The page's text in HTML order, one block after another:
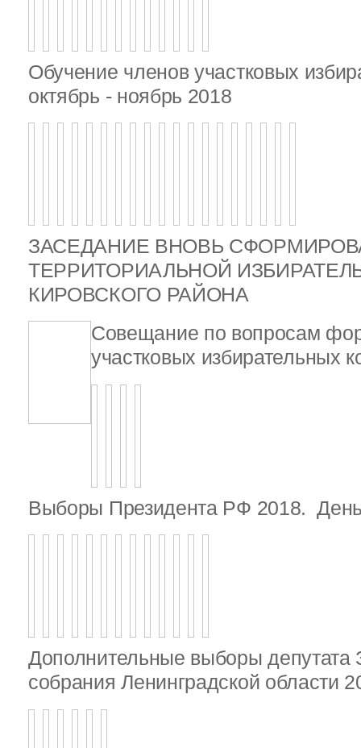
Обучение членов участковых
октябрь - ноябрь 2018
ЗАСЕДАНИЕ ВНОВЬ
ТЕРРИТОРИАЛЬНОЙ
КИРОВСКОГО РАЙОНА
Совещание по вопросам
участковых избирательных
Выборы Президента РФ 2018.
Дополнительные выборы депутата
собрания Ленинградской области